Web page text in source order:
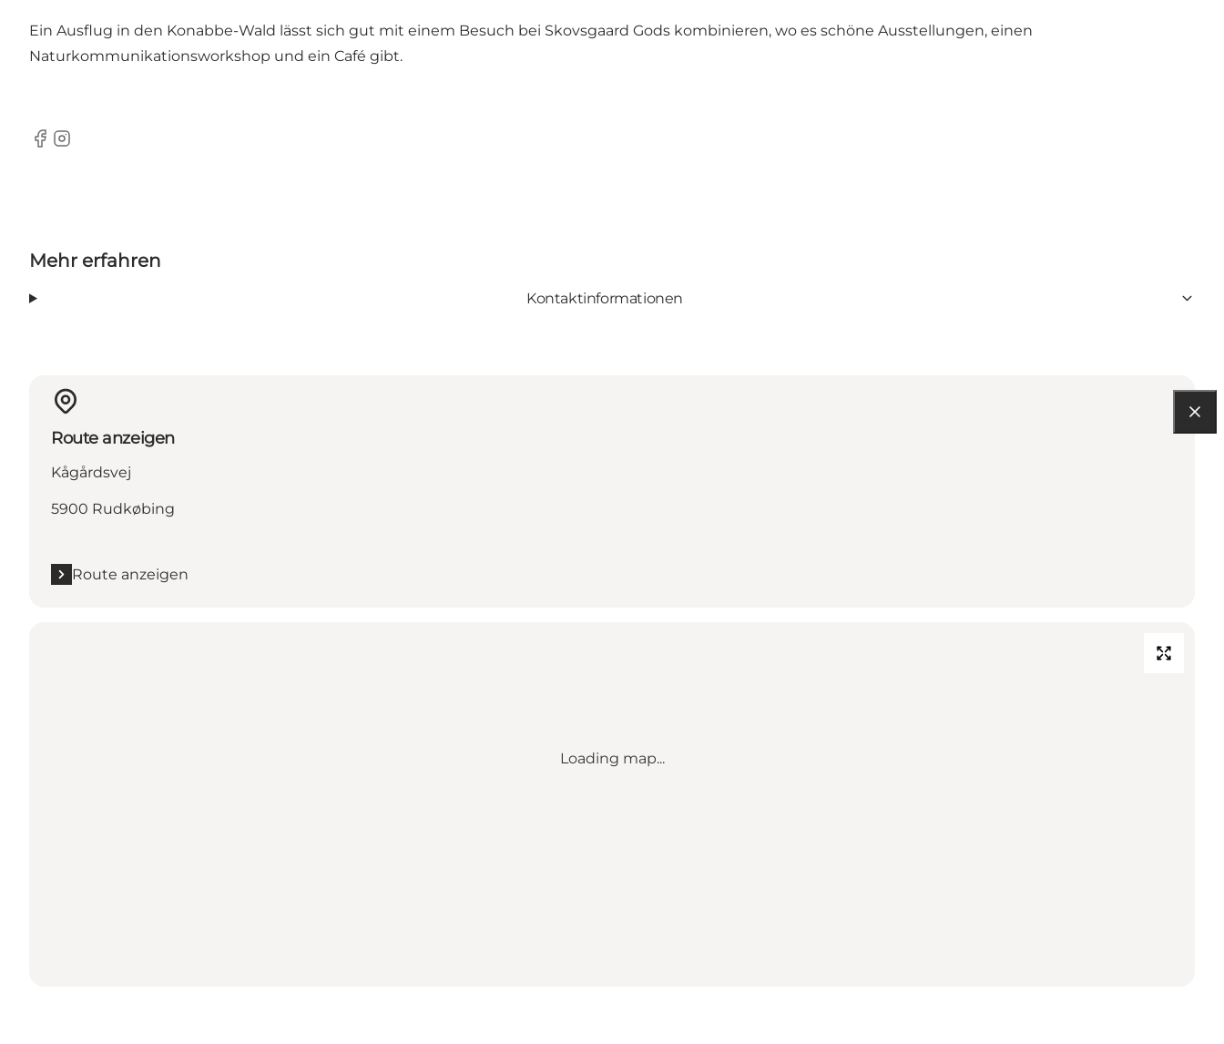
Ein Ausflug in den Konabbe-Wald lässt sich gut mit einem Besuch bei Skovsgaard Gods kombinieren, wo es schöne Ausstellungen, einen
Naturkommunikationsworkshop und ein Café gibt.
Facebook
Instagram
Mehr erfahren
Kontaktinformationen
Route anzeigen
Kågårdsvej
5900 Rudkøbing
Route anzeigen
Loading map...